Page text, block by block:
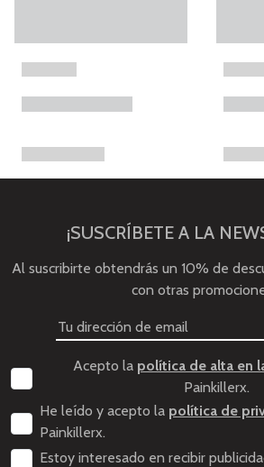
¡SUSCRÍBETE A LA
Al suscribirte obtendrás un 10% de
con otras
Acepto la política de alta en
Painkillerx.
He leído y acepto la política de
Painkillerx.
Estoy interesado en recibir